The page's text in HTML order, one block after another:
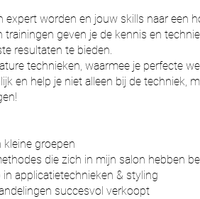
expert worden en jouw skills naar een
geven je de kennis en
resultaten te bieden.
technieken, waarmee je perfecte
en help je niet alleen bij de techniek,
groepen
die zich in mijn salon hebben
applicatietechnieken & styling
succesvol verkoopt